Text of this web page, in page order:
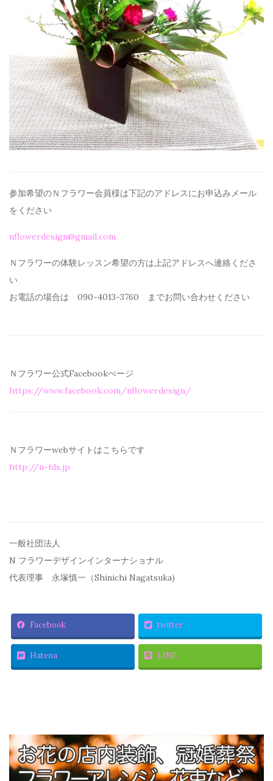
参加希望のＮフラワー会員様は下記のアドレスにお申込みメール
を ください
nflowerdesign@gmail.com
Ｎフラワーの体験レッスン希望の方は上記アドレスへ連絡くださ
い
お電話の場合は 090-4013-3760 までお問い合わせください
Ｎフラワー公式Facebookぺージ
https://www.facebook.com/nflowerdesign/
Ｎフラワーwebサイトはこちらです
http://n-fds.jp
一般社団法人
N フラワーデザインインターナショナル
代表理事 永塚慎一（Shinichi Nagatsuka)
Facebook twitter
Hatena LINE